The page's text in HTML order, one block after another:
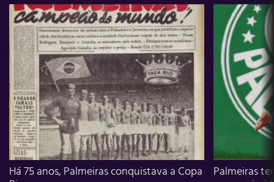
Há 75 anos, Palmeiras conquistava a Copa
Palmeiras